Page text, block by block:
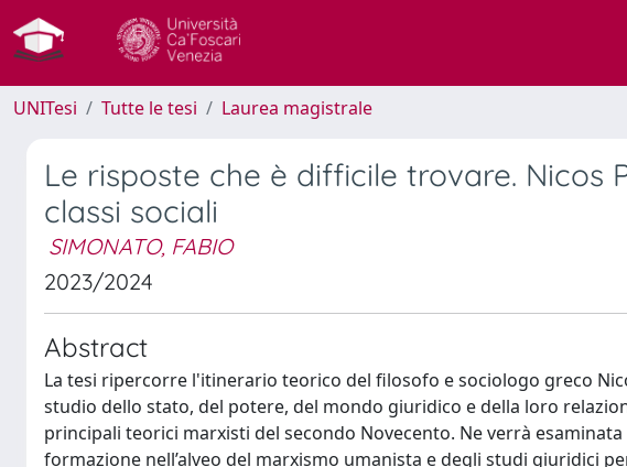
UNITesi Tutte le tesi Laurea magistrale
Le risposte che è difficile trovare. Nicos
classi sociali
SIMONATO, FABIO
2023/2024
Abstract
La tesi ripercorre l'itinerario teorico del filosofo e sociologo greco
studio dello stato, del potere, del mondo giuridico e della loro
principali teorici marxisti del secondo Novecento. Ne verrà
formazione nell’alveo del marxismo umanista e degli studi giuridici